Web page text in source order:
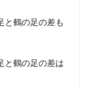
と鶴の足の差も
と鶴の足の差は